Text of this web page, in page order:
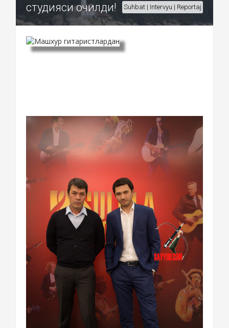
студияси очилди!
Suhbat | Intervyu | Reportaj